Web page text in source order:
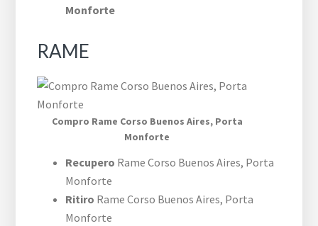
Monforte
RAME
Compro Rame ​Corso Buenos Aires,​ Porta
Monforte
Recupero Rame ​Corso Buenos Aires,​ Porta
Monforte
Ritiro Rame ​Corso Buenos Aires,​ Porta
Monforte